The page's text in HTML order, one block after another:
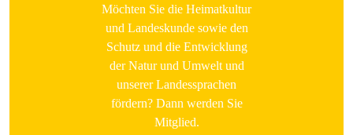
Möchten Sie die Heimatkultur
und Landeskunde sowie den
Schutz und die Entwicklung
der Natur und Umwelt und
unserer Landessprachen
fördern? Dann werden Sie
Mitglied.